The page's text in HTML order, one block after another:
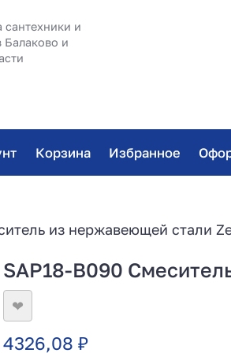
и
Балаково и
Корзина Избранное
из нержавеющей стали
SAP18-B090
❤
4326,08₽